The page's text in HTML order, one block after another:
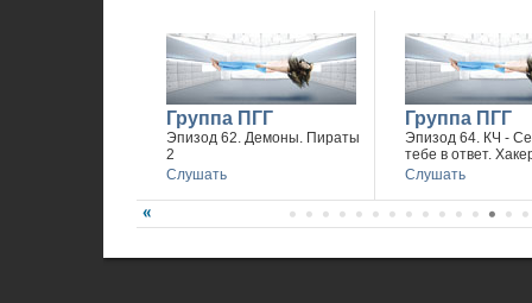
Группа ПГГ
Эпизод 62. Демоны. Пираты
2
Слушать
Группа ПГГ
Эпизод 64. КЧ -
тебе в ответ.
Слушать